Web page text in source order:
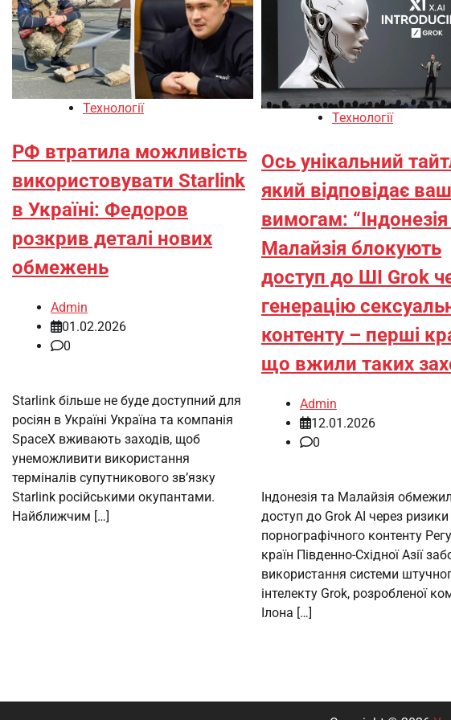
Технології
РФ втратила можливість
використовувати Starlink
в Україні: Федоров
розкрив деталі нових
обмежень
Admin
01.02.2026
0
Starlink більше не буде доступний для
росіян в Україні Україна та компанія
SpaceX вживають заходів, щоб
унеможливити використання
терміналів супутникового зв’язку
Starlink російськими окупантами.
Найближчим […]
Технології
Ось унікальний
який відповідає
вимогам: “Індонезія
Малайзія блокують
доступ до ШІ Grok
генерацію
контенту – перші
що вжили таких
Admin
12.01.2026
0
Індонезія та Малайзія
доступ до Grok AI через ризики
порнографічного контенту
країн Південно-Східної Азії
використання системи
інтелекту Grok, розробленої
Ілона […]